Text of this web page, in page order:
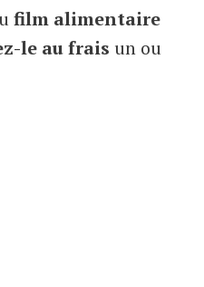
film alimentaire
le au frais un ou